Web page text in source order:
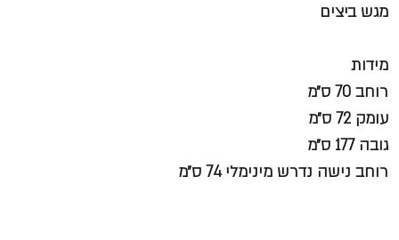
מגש ביצים
מידות
רוחב 70 ס״מ
עומק 72 ס״מ
גובה 177 ס״מ
רוחב נישה נדרש מינימלי 74 ס״מ